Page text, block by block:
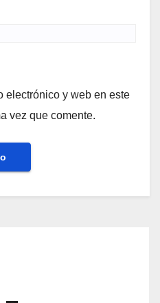
electrónico y web en este
vez que comente.